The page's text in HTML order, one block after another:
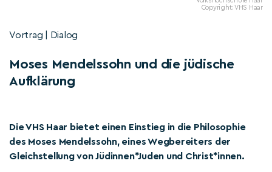
Copyright: VHS Haar
Vortrag | Dialog
Moses Mendelssohn und die jüdische
Aufklärung
Die VHS Haar bietet einen Einstieg in die Philosophie
des Moses Mendelssohn, eines Wegbereiters der
Gleichstellung von Jüdinnen*Juden und Christ*innen.